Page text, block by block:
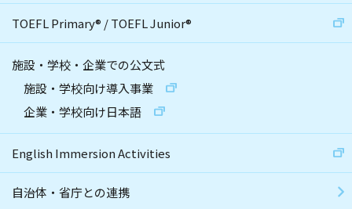
TOEFL Primary® /TOEFL Junior®
施設・学校・企業での公文式
施設・学校向け導入事業
企業・学校向け日本語
English Immersion Activities
自治体・省庁との連携